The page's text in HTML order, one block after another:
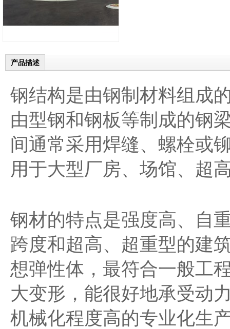
产品描述
钢结构是由钢制材料组成
由型钢和钢板等制成的钢
间通常采用焊缝、螺栓或
用于大型厂房、场馆、超
钢材的特点是强度高、自
跨度和超高、超重型的建
想弹性体，最符合一般工
大变形，能很好地承受动
机械化程度高的专业化生